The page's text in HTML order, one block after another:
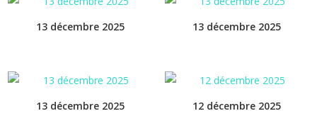
13 décembre 2025 13 décembre 2025
13 décembre 2025 12 décembre 2025